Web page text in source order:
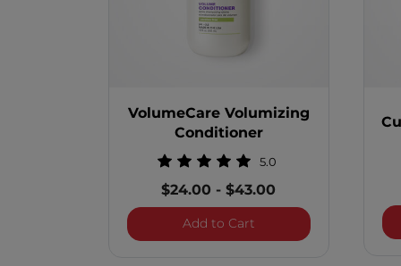
VolumeCare Volumizing
Conditioner
5.0
$24.00 -$43.00
Add to CartVolumeCare